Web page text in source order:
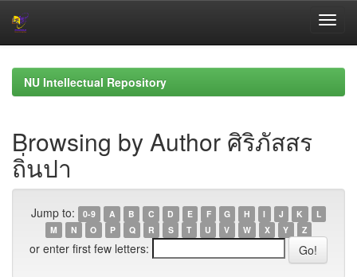
navigationNU Intellectual Repository
Browsing by Author ศิริภัสสร
ถิ่นปา
Jump to: 0-9 A B C D E F G H I J K
L
M
N O P Q R S T U V W X Y Z
or enter first few letters: